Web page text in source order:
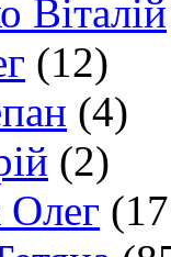
Віталій
(12)
(4)
(2)